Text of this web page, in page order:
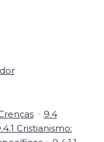
> 9.4
Cristianismo: